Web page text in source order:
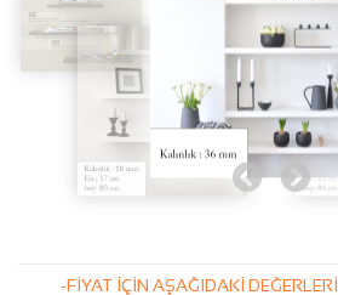
-FIYAT IÇIN AŞAĞIDAKI DEĞERLERI